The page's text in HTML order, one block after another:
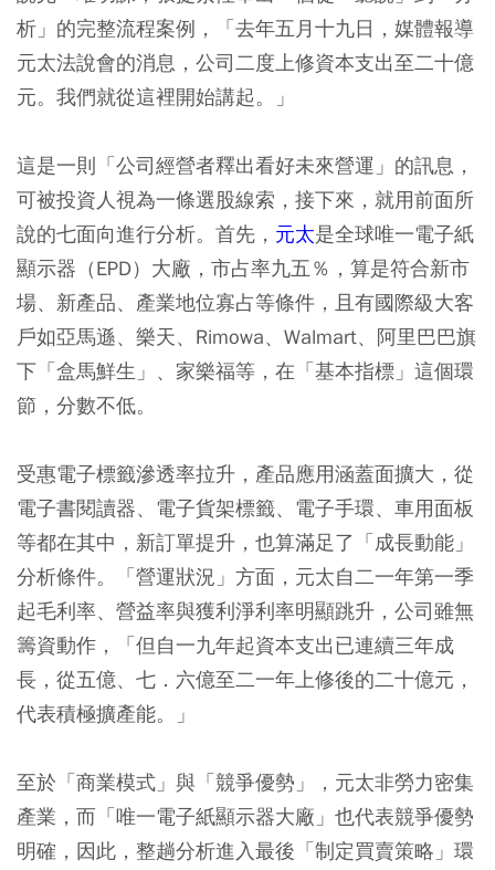
析」的完整流程案例，「去年五月十九日，媒體報導
元太法說會的消息，公司二度上修資本支出至二十億
元。我們就從這裡開始講起。」
這是一則「公司經營者釋出看好未來營運」的訊息，
可被投資人視為一條選股線索，接下來，就用前面所
說的七面向進行分析。首先， 元太是全球唯一電子紙
顯示器（EPD）大廠，市占率九五％，算是符合新市
場、新產品、產業地位寡占等條件，且有國際級大客
戶如亞馬遜、樂天、Rimowa、Walmart、阿里巴巴旗
下「盒馬鮮生」、家樂福等，在「基本指標」這個環
節，分數不低。
受惠電子標籤滲透率拉升，產品應用涵蓋面擴大，從
電子書閱讀器、電子貨架標籤、電子手環、車用面板
等都在其中，新訂單提升，也算滿足了「成長動能」
分析條件。「營運狀況」方面，元太自二一年第一季
起毛利率、營益率與獲利淨利率明顯跳升，公司雖無
籌資動作，「但自一九年起資本支出已連續三年成
長，從五億、七．六億至二一年上修後的二十億元，
代表積極擴產能。」
至於「商業模式」與「競爭優勢」，元太非勞力密集
產業，而「唯一電子紙顯示器大廠」也代表競爭優勢
明確，因此，整趟分析進入最後「制定買賣策略」環